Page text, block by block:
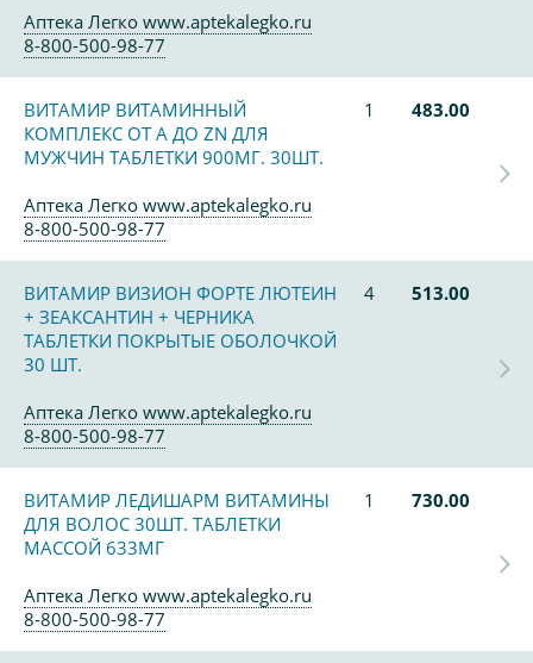
Аптека Легко www.aptekalegko.ru
8-800-500-98-77
ВИТАМИР ВИТАМИННЫЙ
КОМПЛЕКС ОТ А ДО ZN ДЛЯ
МУЖЧИН ТАБЛЕТКИ 900МГ. 30ШТ.
1 483.00
Аптека Легко www.aptekalegko.ru
8-800-500-98-77
ВИТАМИР ВИЗИОН ФОРТЕ ЛЮТЕИН
+ ЗЕАКСАНТИН + ЧЕРНИКА
ТАБЛЕТКИ ПОКРЫТЫЕ ОБОЛОЧКОЙ
30 ШТ.
4 513.00
Аптека Легко www.aptekalegko.ru
8-800-500-98-77
ВИТАМИР ЛЕДИШАРМ ВИТАМИНЫ
ДЛЯ ВОЛОС 30ШТ. ТАБЛЕТКИ
МАССОЙ 633МГ
1 730.00
Аптека Легко www.aptekalegko.ru
8-800-500-98-77